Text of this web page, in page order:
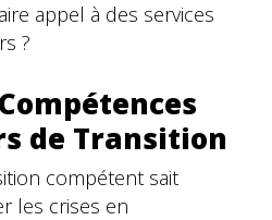
appel à des services
?
de Transition
compétent sait
les crises en